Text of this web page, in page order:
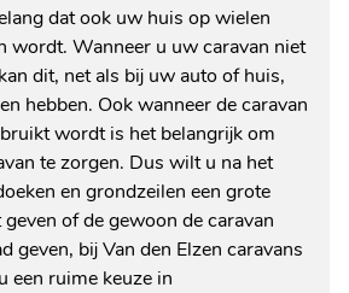
dat ook uw huis op wielen
wordt. Wanneer u uw caravan niet
dit, net als bij uw auto of huis,
hebben. Ook wanneer de caravan
wordt is het belangrijk om
te zorgen. Dus wilt u na het
en grondzeilen een grote
of de gewoon de caravan
geven, bij Van den Elzen caravans
een ruime keuze in